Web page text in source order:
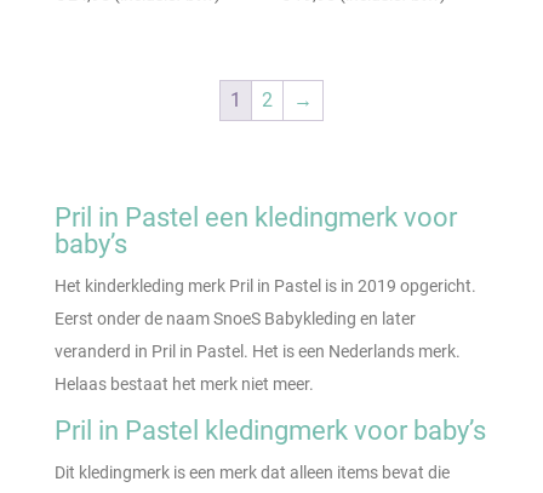
1 2 →
Pril in Pastel een kledingmerk voor
baby’s
Het kinderkleding merk Pril in Pastel is in 2019 opgericht.
Eerst onder de naam SnoeS Babykleding en later
veranderd in Pril in Pastel. Het is een Nederlands merk.
Helaas bestaat het merk niet meer.
Pril in Pastel kledingmerk voor baby’s
Dit kledingmerk is een merk dat alleen items bevat die